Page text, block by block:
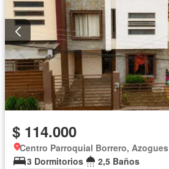
$ 114.000
Centro Parroquial Borrero, Azogues
3 Dormitorios
2,5 Baños